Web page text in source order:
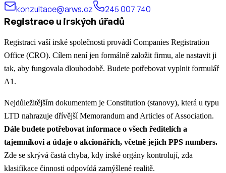
konzultace@arws.cz
245 007 740
Registrace u irských úřadů
Registraci vaší irské společnosti provádí Companies Registration
Office (CRO). Cílem není jen formálně založit firmu, ale nastavit ji
tak, aby fungovala dlouhodobě. Budete potřebovat vyplnit formulář
A1.
Nejdůležitějším dokumentem je Constitution (stanovy), která u typu
LTD nahrazuje dřívější Memorandum and Articles of Association.
Dále budete potřebovat informace o všech ředitelích a
tajemníkovi a údaje o akcionářích, včetně jejich PPS numbers.
Zde se skrývá častá chyba, kdy irské orgány kontrolují, zda
klasifikace činnosti odpovídá zamýšlené realitě.